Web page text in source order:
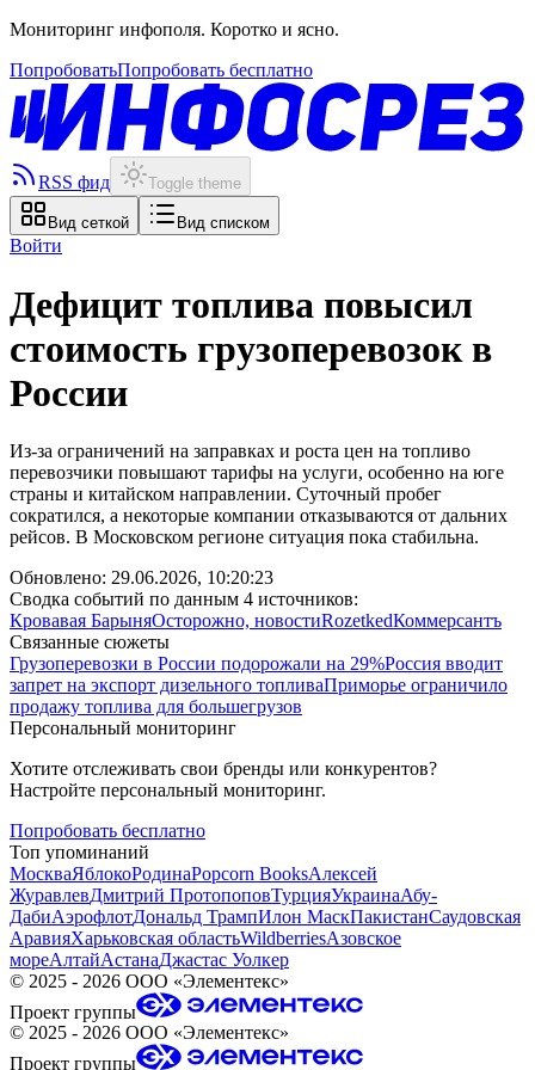
Мониторинг инфополя. Коротко и ясно.
ПопробоватьПопробовать бесплатно
RSS фид Toggle theme
Вид сеткой Вид списком
Войти
Дефицит топлива повысил
стоимость грузоперевозок в
России
Из-за ограничений на заправках и роста цен на топливо
перевозчики повышают тарифы на услуги, особенно на юге
страны и китайском направлении. Суточный пробег
сократился, а некоторые компании отказываются от дальних
рейсов. В Московском регионе ситуация пока стабильна.
Обновлено: 29.06.2026, 10:20:23
Сводка событий по данным 4 источников:
Кровавая БарыняОсторожно, новостиRozetkedКоммерсантъ
Связанные сюжеты
Грузоперевозки в России подорожали на 29%Россия вводит
запрет на экспорт дизельного топливаПриморье ограничило
продажу топлива для большегрузов
Персональный мониторинг
Хотите отслеживать свои бренды или конкурентов?
Настройте персональный мониторинг.
Попробовать бесплатно
Топ упоминаний
МоскваЯблокоРодинаPopcorn BooksАлексей
ЖуравлевДмитрий ПротопоповТурцияУкраинаАбу-
ДабиАэрофлотДональд ТрампИлон МаскПакистанСаудовская
АравияХарьковская областьWildberriesАзовское
мореАлтайАстанаДжастас Уолкер
© 2025 - 2026 ООО «Элементекс»
Проект группы
© 2025 - 2026 ООО «Элементекс»
Проект группы